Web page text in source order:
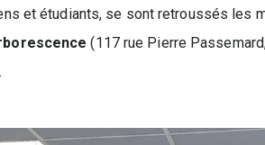
et étudiants, se sont retroussés les
(117 rue Pierre
.